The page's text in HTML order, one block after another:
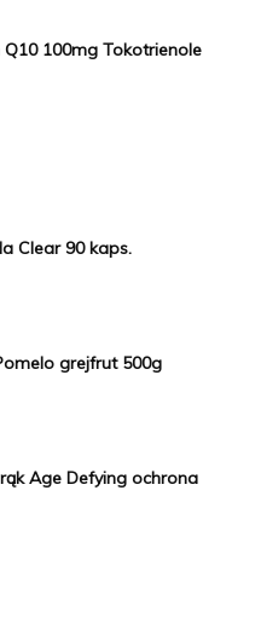
100mg Tokotrienole
Clear 90 kaps.
grejfrut 500g
Age Defying ochrona